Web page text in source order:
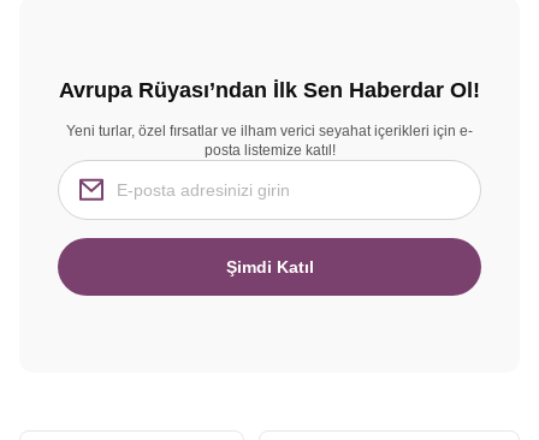
Avrupa Rüyası’ndan İlk Sen Haberdar Ol!
Yeni turlar, özel fırsatlar ve ilham verici seyahat içerikleri için e-
posta listemize katıl!
Şimdi Katıl